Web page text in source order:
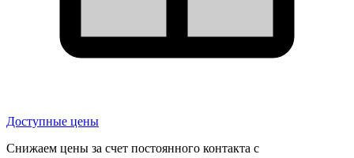
Доступные цены
Снижаем цены за счет постоянного контакта с